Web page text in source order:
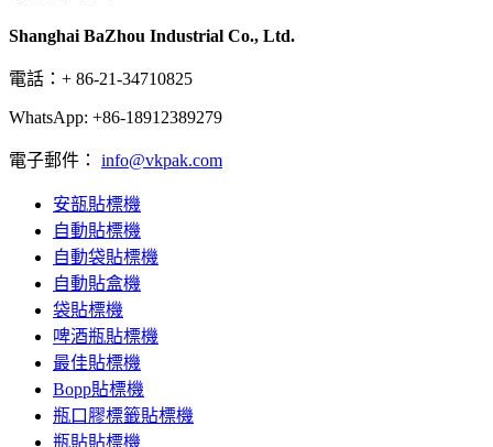
Shanghai BaZhou Industrial Co., Ltd.
電話：+ 86-21-34710825
WhatsApp: +86-18912389279
電子郵件： info@vkpak.com
安瓿貼標機
自動貼標機
自動袋貼標機
自動貼盒機
袋貼標機
啤酒瓶貼標機
最佳貼標機
Bopp貼標機
瓶口膠標籤貼標機
瓶貼貼標機